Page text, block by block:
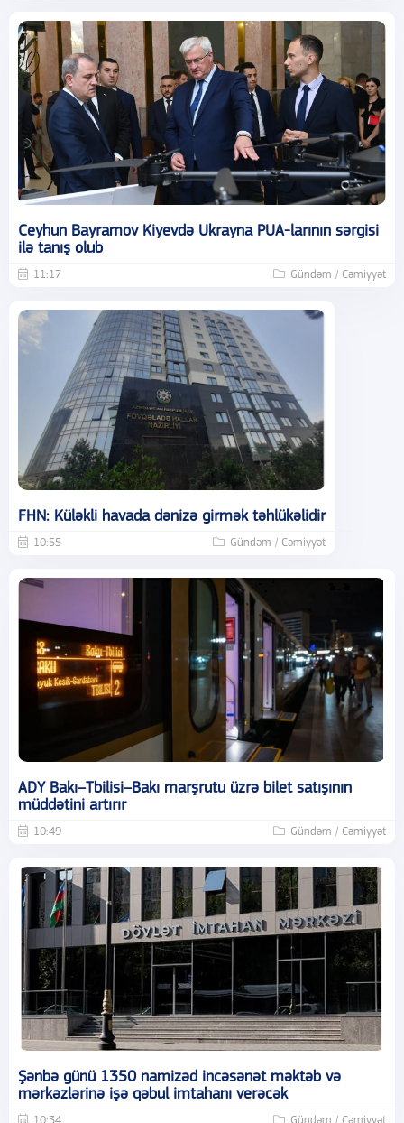
Ceyhun Bayramov Kiyevdə Ukrayna PUA-larının sərgisi
ilə tanış olub
11:17 Gündəm / Cəmiyyət
FHN: Küləkli havada dənizə girmək təhlükəlidir
10:55 Gündəm / Cəmiyyət
ADY Bakı–Tbilisi–Bakı marşrutu üzrə bilet satışının
müddətini artırır
10:49 Gündəm / Cəmiyyət
Şənbə günü 1350 namizəd incəsənət məktəb və
mərkəzlərinə işə qəbul imtahanı verəcək
10:34 Gündəm / Cəmiyyət